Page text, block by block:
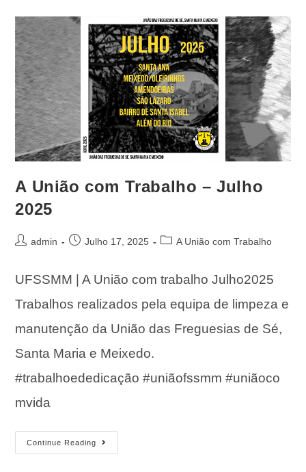
A União com Trabalho – Julho
2025
admin Julho 17, 2025 A União com Trabalho
UFSSMM | A União com trabalho Julho2025
Trabalhos realizados pela equipa de limpeza e
manutenção da União das Freguesias de Sé,
Santa Maria e Meixedo.
#trabalhoededicação #uniãofssmm #uniãoco
mvida
Continue Reading